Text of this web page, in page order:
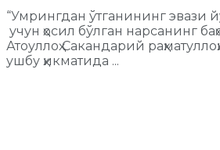
“Умрингдан ўтганининг эвази
учун ҳосил бўлган нарсанинг
Атоуллоҳ Сакандарий
ушбу ҳикматида ...